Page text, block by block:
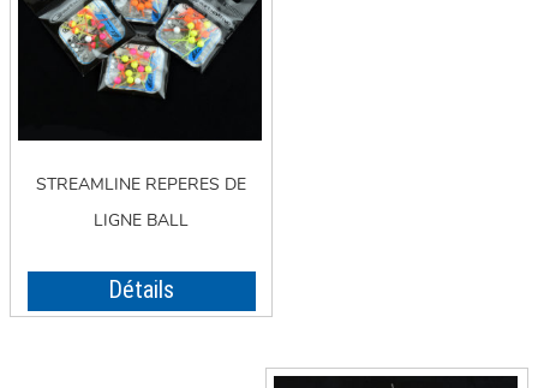
STREAMLINE REPERES DE
LIGNE BALL
Détails